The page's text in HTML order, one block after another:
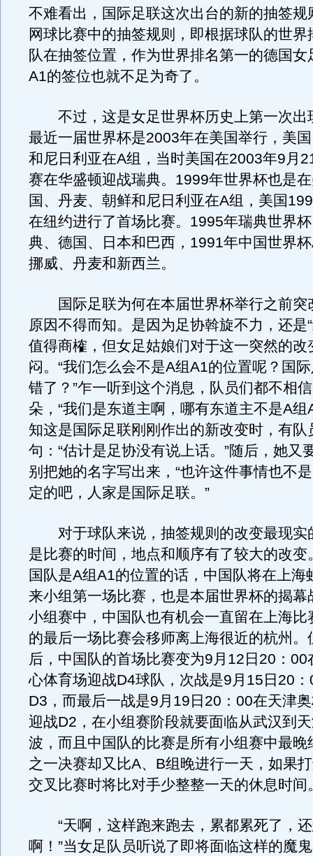
不难看出，国际足联这次出台的新的抽签规
网球比赛中的抽签规则，即根据球队的世界
队在抽签位置，作为世界排名第一的德国女
A1的签位也就不足为奇了。
不过，这是女足世界杯历史上第一次出
最近一届世界杯是2003年在美国举行，美
和尼日利亚在A组，当时美国在2003年9月
赛在华盛顿迎战瑞典。1999年世界杯也是
国、丹麦、朝鲜和尼日利亚在A组，美国
在纽约进行了首场比赛。1995年瑞典世界
典、德国、日本和巴西，1991年中国世界
挪威、丹麦和新西兰。
国际足联为何在本届世界杯举行之前突
原因不得而知。是因为足协斡旋不力，还是
值得商榷，但女足姑娘们对于这一突然的改
闷。“我们怎么会不是A组A1的位置呢？国
错了？”乍一听到这个消息，队员们都不相
朵，“我们是东道主啊，哪有东道主不是A组
知这是国际足联刚刚作出的新改变时，有队
句：“估计是足协没有说上话。”随后，她又
别把她的名字写出来，“也许这件事情也不
定的吧，人家是国际足联。”
对于球队来说，抽签规则的改变最现实
是比赛的时间，地点和顺序有了较大的改变
国队是A组A1的位置的话，中国队将在上海
来小组第一场比赛，也是本届世界杯的揭幕
小组赛中，中国队也有机会一直留在上海比
的最后一场比赛会移师离上海很近的杭州。
后，中国队的首场比赛变为9月12日20：00
心体育场迎战D4球队，次战是9月15日20
D3，而最后一战是9月19日20：00在天津
迎战D2，在小组赛阶段就要面临从武汉到
波，而且中国队的比赛是所有小组赛中最晚
之一决赛却又比A、B组晚进行一天，如果
交叉比赛时将比对手少整整一天的休息时间
“天啊，这样跑来跑去，累都累死了，
啊！”当女足队员听说了即将面临这样的魔